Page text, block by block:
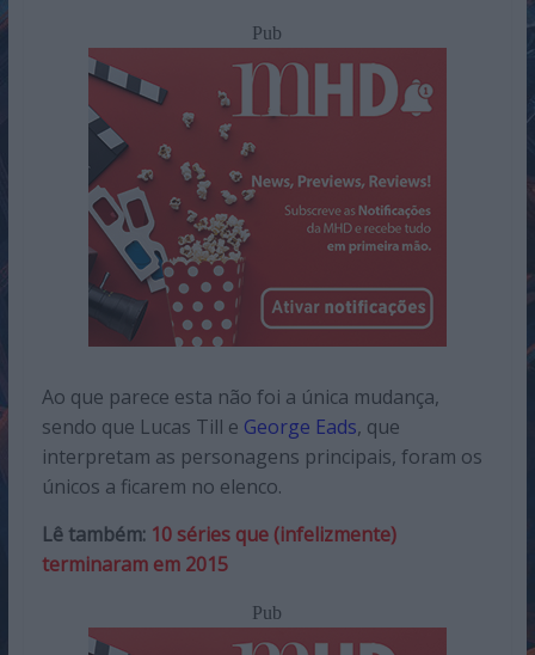
Pub
Ao que parece esta não foi a única mudança,
sendo que Lucas Till e George Eads, que
interpretam as personagens principais, foram os
únicos a ficarem no elenco.
Lê também: 10 séries que (infelizmente)
terminaram em 2015
Pub